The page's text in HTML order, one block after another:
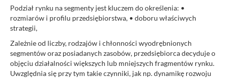
Podział rynku na segmenty jest kluczem do określenia: •
rozmiarów i profilu przedsiębiorstwa, • doboru właściwych
strategii,
Zależnie od liczby, rodzajów i chłonności wyodrębnionych
segmentów oraz posiadanych zasobów, przedsiębiorca decyduje o
objęciu działalności większych lub mniejszych fragmentów rynku.
Uwzględnia się przy tym takie czynniki, jak np. dynamikę rozwoju